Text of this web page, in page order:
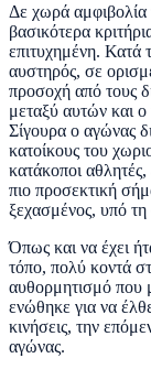
Δε χωρά
βασικότερα
επιτυχημένη. Κατά
αυστηρός, σε
προσοχή από τους
μεταξύ αυτών και
Σίγουρα ο αγώνας
κατοίκους του
κατάκοποι
πιο προσεκτική
ξεχασμένος, υπό τη
Όπως και να έχει
τόπο, πολύ κοντά
αυθορμητισμό που
ενώθηκε για να
κινήσεις, την
αγώνας.